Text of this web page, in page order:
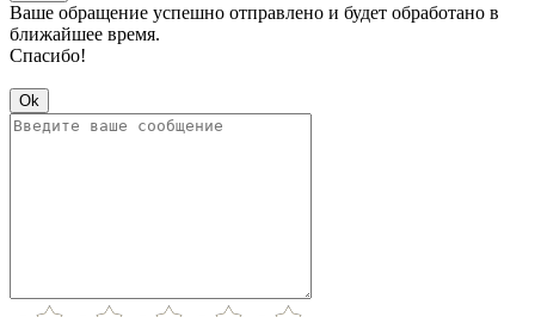
Ваше обращение успешно отправлено и будет обработано в
ближайшее время.
Спасибо!
Ok